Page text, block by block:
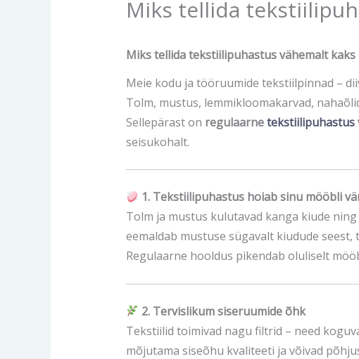
Miks tellida
Miks tellida tekstiilipuhastus vähemalt
Meie kodu ja tööruumide tekstiilpinnad –
Tolm, mustus, lemmikloomakarvad,
Sellepärast on regulaarnetekstiilipuhastus
seisukohalt.
1. Tekstiilipuhastus hoiab sinu mööbli
Tolm ja mustus kulutavad kanga kiude
eemaldab mustuse sügavalt kiudude
Regulaarne hooldus pikendab oluliselt
2. Tervislikum siseruumide õhk
Tekstiilid toimivad nagu filtrid – need
mõjutama siseõhu kvaliteeti ja võivad